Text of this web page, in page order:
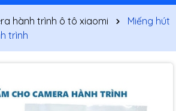
hành trình ô tô xiaomi
Miếng hút
trình